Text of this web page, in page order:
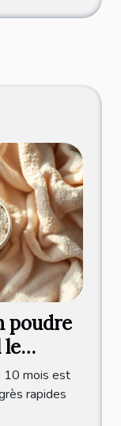
poudre
le
mois ?
10 mois est
rapides